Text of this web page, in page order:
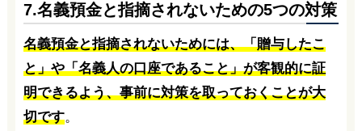
7.名義預金と指摘されないための5つの対策
名義預金と指摘されないためには、「贈与したこ
と」や「名義人の口座であること」が客観的に証
明できるよう、事前に対策を取っておくことが大
切です。